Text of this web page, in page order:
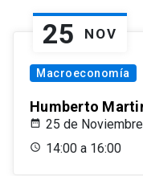
25 NOV
Macroeconomía
Humberto
25 de
14:00 a 16:00